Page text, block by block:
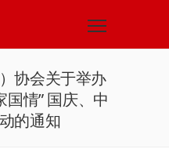
协会关于举办
国情” 国庆、中
的通知